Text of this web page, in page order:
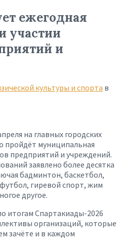
ежегодная
участии
и
культуры и спорта в
на главных городских
пройдёт муниципальная
предприятий и учреждений.
заявлено более десятка
бадминтон, баскетбол,
гиревой спорт, жим
другое.
итогам Спартакиады-2026
организаций, которые
зачёте и в каждом